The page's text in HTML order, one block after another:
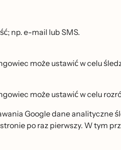
np. e-mail lub SMS.
może ustawić w celu
może ustawić w celu
Google dane analityczne
po raz pierwszy. W tym